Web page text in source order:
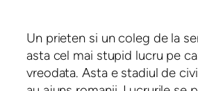
Un prieten si un coleg de la
asta cel mai stupid lucru pe
vreodata. Asta e stadiul de